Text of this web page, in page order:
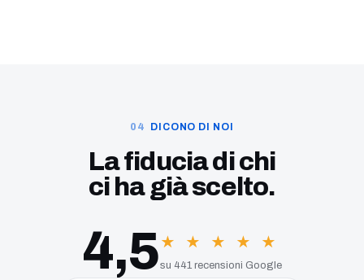
DICONO DI NOI
La fiducia di chi
ci ha già scelto.
4,5★ ★ ★ ★ ★
su 441 recensioni Google